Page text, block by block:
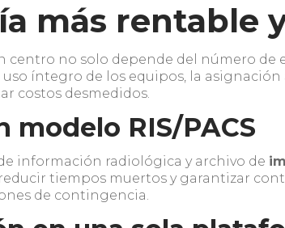
más rentable
centro no solo depende del número de
íntegro de los equipos, la
costos desmedidos.
modelo RIS/PACS
información radiológica y archivo de
tiempos muertos y garantizar
de contingencia.